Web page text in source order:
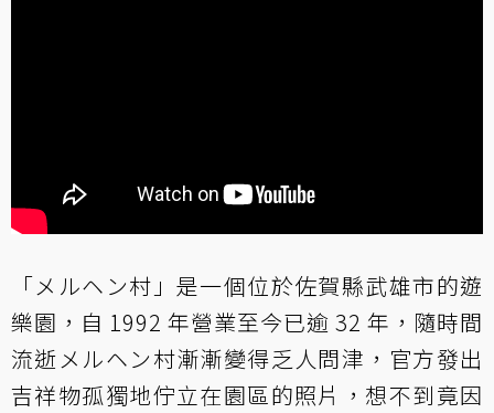
「メルヘン村」是一個位於佐賀縣武雄市的遊
樂園，自 1992 年營業至今已逾 32 年，隨時間
流逝メルヘン村漸漸變得乏人問津，官方發出
吉祥物孤獨地佇立在園區的照片，想不到竟因